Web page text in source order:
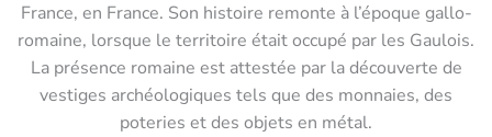
France, en France. Son histoire remonte à l’époque gallo-
romaine, lorsque le territoire était occupé par les Gaulois.
La présence romaine est attestée par la découverte de
vestiges archéologiques tels que des monnaies, des
poteries et des objets en métal.